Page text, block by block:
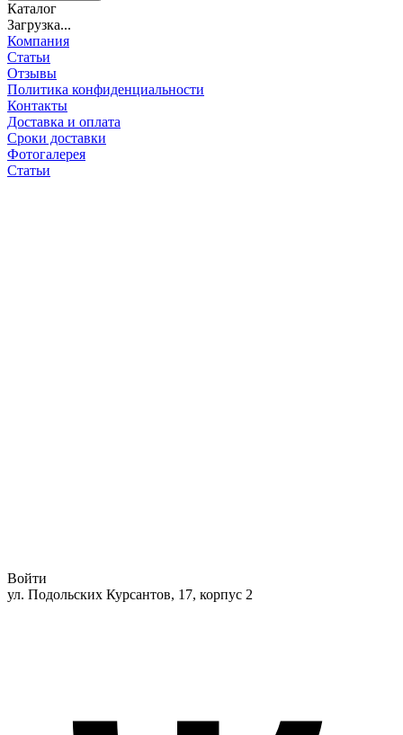
Каталог
Загрузка...
Компания
Статьи
Отзывы
Политика конфиденциальности
Контакты
Доставка и оплата
Сроки доставки
Фотогалерея
Статьи
Войти
ул. Подольских Курсантов, 17, корпус 2